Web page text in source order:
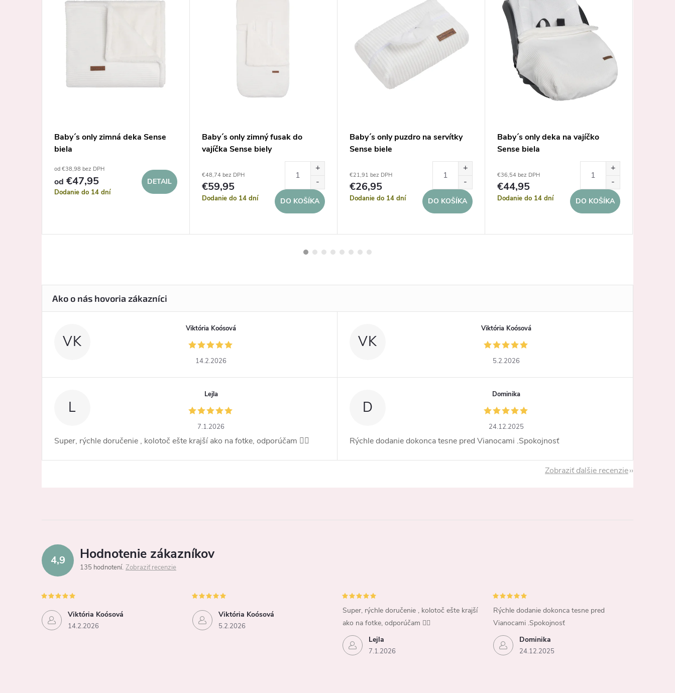
Baby´s only zimná deka Sense
biela
od €38,98 bez DPH
od €47,95
Dodanie do 14 dní
DETAIL
Baby´s only zimný fusak do
vajíčka Sense biely
€48,74 bez DPH
€59,95
Dodanie do 14 dní DO KOŠÍKA
Baby´s only puzdro na servítky
Sense biele
€21,91 bez DPH
€26,95
Dodanie do 14 dní DO KOŠÍKA
Baby´s only deka na vajíčko
Sense biela
€36,54 bez DPH
€44,95
Dodanie do 14 dní DO KOŠÍKA
VK
Viktória Koósová
14.2.2026
VK
Viktória Koósová
5.2.2026
L
Lejla
7.1.2026
Super, rýchle doručenie , kolotoč ešte krajší ako na fotke, odporúčam 👍🏻
D
Dominika
24.12.2025
Rýchle dodanie dokonca tesne pred Vianocami .Spokojnosť
Zobraziť ďalšie recenzie
4,9 Hodnotenie zákazníkov
135 hodnotení Zobraziť recenzie
Viktória Koósová
14.2.2026
Viktória Koósová
5.2.2026
Lejla
7.1.2026
Super, rýchle doručenie , kolotoč ešte krajší
ako na fotke, odporúčam 👍🏻
Dominika
24.12.2025
Rýchle dodanie dokonca tesne pred
Vianocami .Spokojnosť